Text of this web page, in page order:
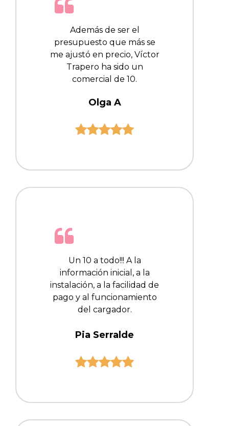
Además de ser el
presupuesto que más se
me ajustó en precio, Víctor
Trapero ha sido un
comercial de 10.
Olga A
Un 10 a todo!!! A la
información inicial, a la
instalación, a la facilidad de
pago y al funcionamiento
del cargador.
Pia Serralde